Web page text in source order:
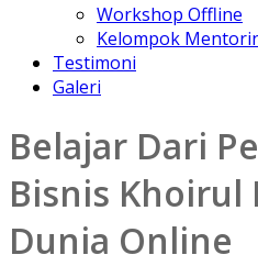
Workshop Offline
Kelompok
Testimoni
Galeri
Belajar Dari
Bisnis Khoirul
Dunia Online